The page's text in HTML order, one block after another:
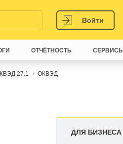
Войти
27.1
ОКВЭД
ДЛЯ БИЗНЕСА
ОТЧЁТНОСТЬ СЕРВИСЫ